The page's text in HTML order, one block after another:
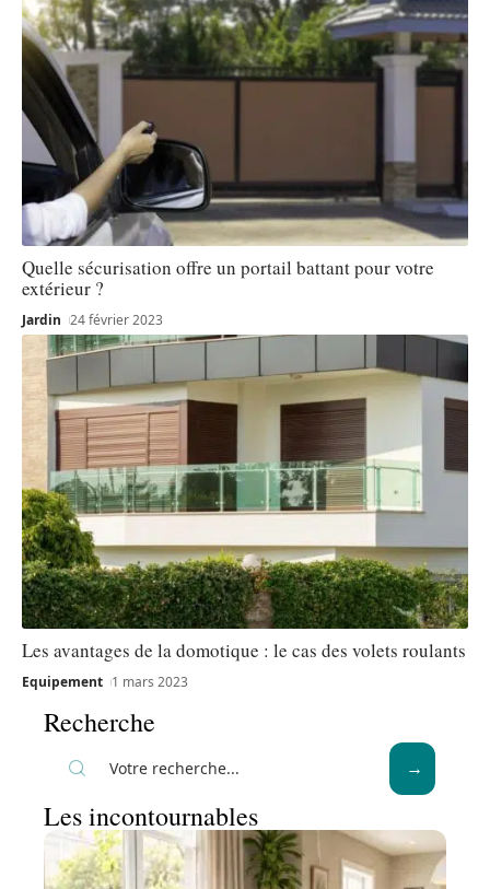
Quelle sécurisation offre un portail battant pour votre
extérieur ?
Jardin 24 février 2023
Les avantages de la domotique : le cas des volets roulants
Equipement 1 mars 2023
Recherche
Les incontournables